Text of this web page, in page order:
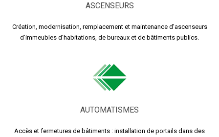
ASCENSEURS
Création, modernisation, remplacement et maintenance d’ascenseurs
d’immeubles d’habitations, de bureaux et de bâtiments publics.
AUTOMATISMES
Accès et fermetures de bâtiments : installation de portails dans des